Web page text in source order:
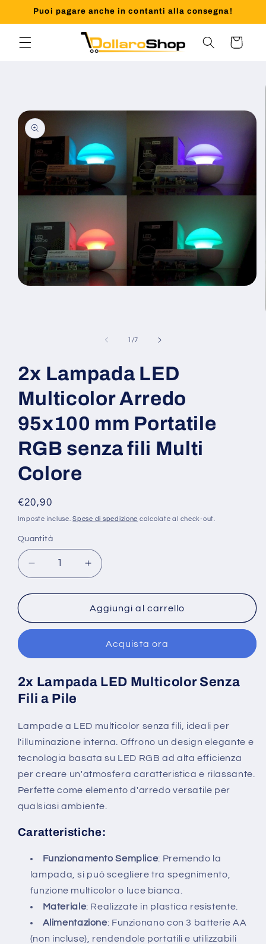
direttamente
ai contenuti
Puoi pagare anche in contanti alla consegna!
Carrello
1 /su
7
2x Lampada LED
Multicolor Arredo
95x100 mm Portatile
RGB senza fili Multi
Colore
Prezzo
di
€20,90
Imposte incluse.Spese di spedizione calcolate al check-out.
Quantità
Diminuisci
quantità
per
Lampada
Arredo
mm
Portatile
senza
fili
Multi
Colore
Aumenta
quantità
per
2x
Lampada
Multicolor
Arredo
mm
senza
fili
Colore
Aggiungi al carrello
Acquista ora
2x Lampada LED Multicolor Senza
Fili a Pile
Lampade a LED multicolor senza fili, ideali per
l'illuminazione interna. Offrono un design elegante e
tecnologia basata su LED RGB ad alta efficienza
per creare un'atmosfera caratteristica e rilassante.
Perfette come elemento d'arredo versatile per
qualsiasi ambiente.
Caratteristiche:
Funzionamento Semplice: Premendo la
lampada, si può scegliere tra spegnimento,
funzione multicolor o luce bianca.
Materiale: Realizzate in plastica resistente.
Alimentazione: Funzionano con 3 batterie AA
(non incluse), rendendole portatili e utilizzabili